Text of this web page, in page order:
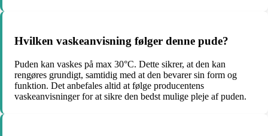
Hvilken vaskeanvisning følger denne pude?
Puden kan vaskes på max 30°C. Dette sikrer, at den kan
rengøres grundigt, samtidig med at den bevarer sin form og
funktion. Det anbefales altid at følge producentens
vaskeanvisninger for at sikre den bedst mulige pleje af puden.